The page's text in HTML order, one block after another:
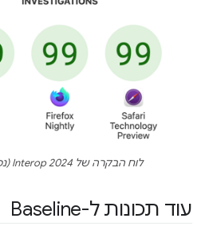
לוח הבקרה של Interop 2024 (נכון ל-22 בינואר 2025)
עוד תכונות ל-Baseline